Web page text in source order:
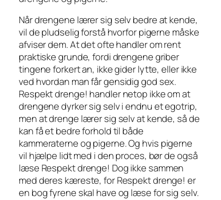
Når drengene lærer sig selv bedre at kende,
vil de pludselig forstå hvorfor pigerne måske
afviser dem. At det ofte handler om rent
praktiske grunde, fordi drengene griber
tingene forkert an, ikke gider lytte, eller ikke
ved hvordan man får gensidig god sex.
Respekt drenge! handler netop ikke om at
drengene dyrker sig selv i endnu et egotrip,
men at drenge lærer sig selv at kende, så de
kan få et bedre forhold til både
kammeraterne og pigerne. Og hvis pigerne
vil hjælpe lidt med i den proces, bør de også
læse Respekt drenge! Dog ikke sammen
med deres kæreste, for Respekt drenge! er
en bog fyrene skal have og læse for sig selv.